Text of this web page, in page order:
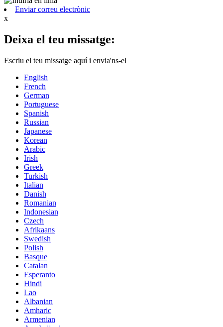
Enviar correu electrònic
x
Deixa el teu missatge:
Escriu el teu missatge aquí i envia'ns-el
English
French
German
Portuguese
Spanish
Russian
Japanese
Korean
Arabic
Irish
Greek
Turkish
Italian
Danish
Romanian
Indonesian
Czech
Afrikaans
Swedish
Polish
Basque
Catalan
Esperanto
Hindi
Lao
Albanian
Amharic
Armenian